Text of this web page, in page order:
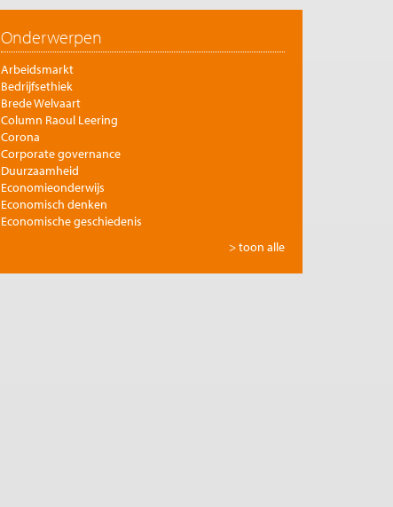
Onderwerpen
Arbeidsmarkt
Bedrijfsethiek
Brede Welvaart
Column Raoul Leering
Corona
Corporate governance
Duurzaamheid
Economieonderwijs
Economisch denken
Economische geschiedenis
Filosofie en economie
> toon alle